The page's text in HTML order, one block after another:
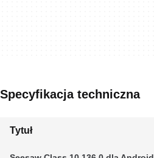
Specyfikacja techniczna
Tytuł